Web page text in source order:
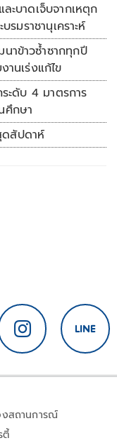
ะบาดเจ็บจากเหตุก
รมราชานุเคราะห์
าข้าวซ้ำซากทุกปี
านเร่งแก้ไข
ะดับ 4 มาตรการ
ศึกษา
ดสัปดาห์
งสถานการณ์
ตี้